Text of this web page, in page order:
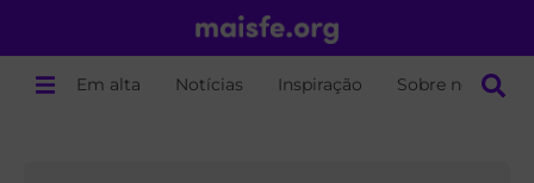
Em alta Notícias Inspiração Sobre nós